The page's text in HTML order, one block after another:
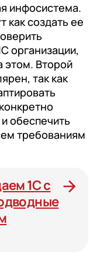
инфосистема.
как создать ее
организации,
этом. Второй
так как
обеспечить
требованиям
1С с